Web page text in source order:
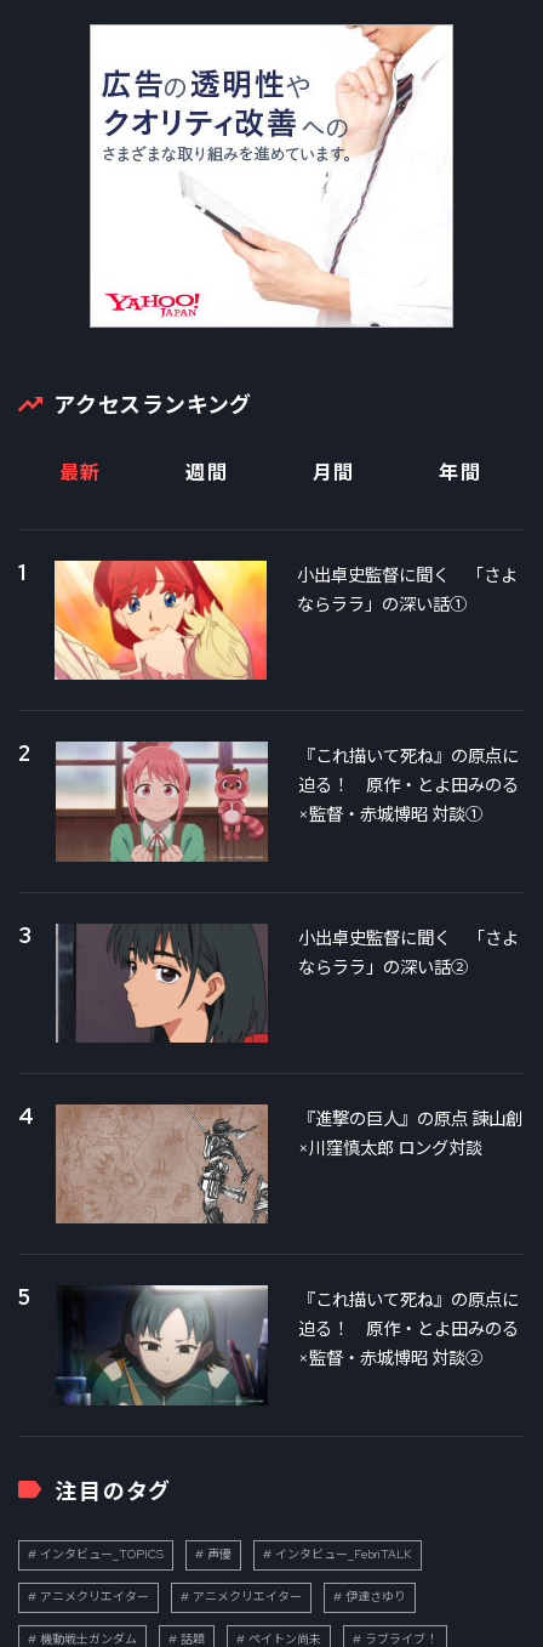
アクセスランキング
最新 週間 月間 年間
1
小出卓史監督に聞く 「さよ
ならララ」の深い話①
2
『これ描いて死ね』の原点に
迫る！ 原作・とよ田みのる
×監督・赤城博昭 対談①
3
小出卓史監督に聞く 「さよ
ならララ」の深い話②
4
『進撃の巨人』の原点 諫山創
×川窪慎太郎 ロング対談
5
『これ描いて死ね』の原点に
迫る！ 原作・とよ田みのる
×監督・赤城博昭 対談②
注目のタグ
インタビュー_TOPICS 声優 インタビュー_FebriTALK
アニメクリエイター アニメクリエイター 伊達さゆり
機動戦士ガンダム 話題 ペイトン尚未 ラブライブ！